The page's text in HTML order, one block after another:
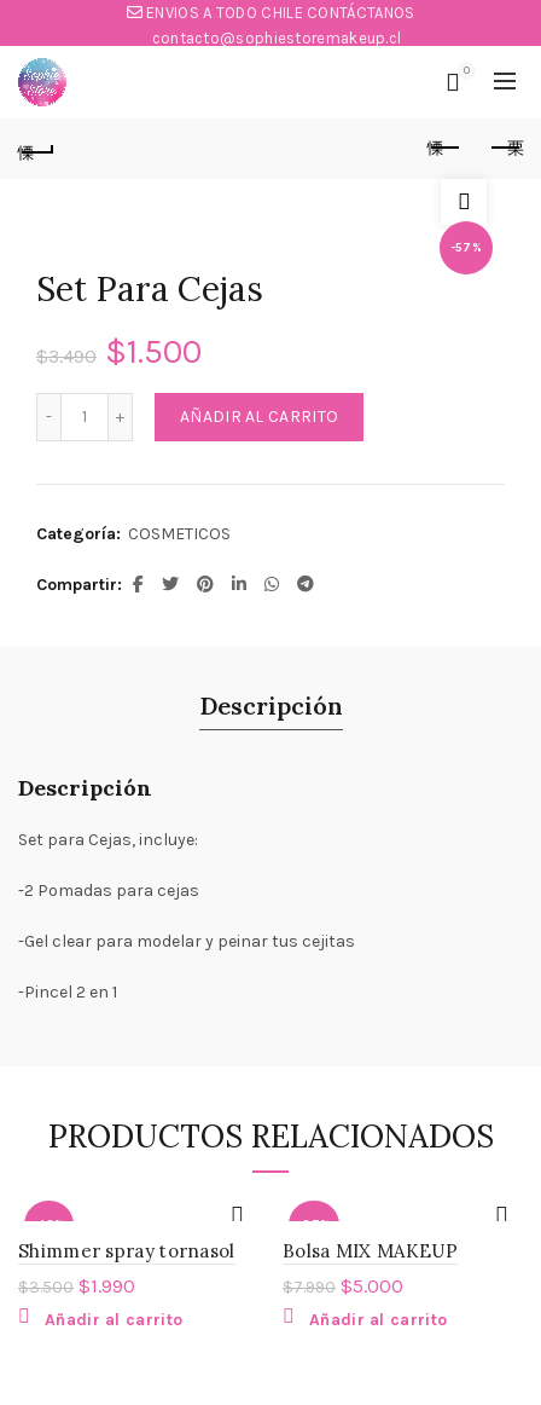
ENVIOS A TODO CHILE CONTÁCTANOS
contacto@sophiestoremakeup.cl
0
-57%
Set Para Cejas
$3.490 $1.500
Set Para Cejas cantidad
AÑADIR AL CARRITO
Categoría: COSMETICOS
Compartir
Descripción
Descripción
Set para Cejas, incluye:
-2 Pomadas para cejas
-Gel clear para modelar y peinar tus cejitas
-Pincel 2 en 1
PRODUCTOS RELACIONADOS
-43%
Shimmer spray tornasol
$3.500 $1.990
Añadir al carrito
-37%
Bolsa MIX MAKEUP
$7.990 $5.000
Añadir al carrito